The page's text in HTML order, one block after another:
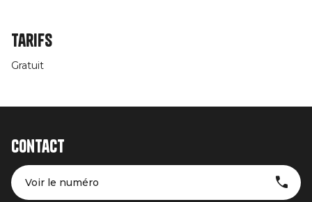
Tarifs
Gratuit
Contact
Voir le numéro